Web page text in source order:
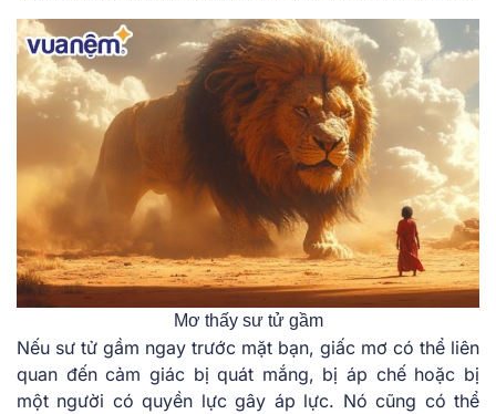
Mơ thấy sư tử gầm
Nếu sư tử gầm ngay trước mặt bạn, giấc mơ có thể liên
quan đến cảm giác bị quát mắng, bị áp chế hoặc bị
một người có quyền lực gây áp lực. Nó cũng có thể